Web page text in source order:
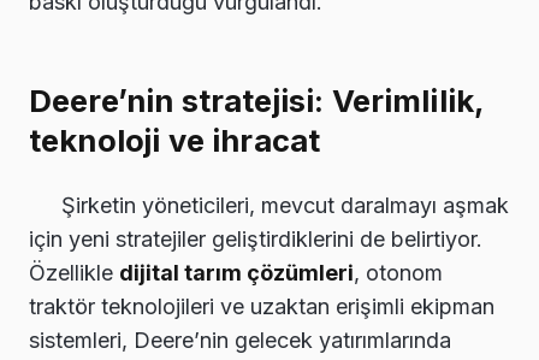
Deere’nin stratejisi: Verimlilik,
teknoloji ve ihracat
Şirketin yöneticileri, mevcut daralmayı aşmak
için yeni stratejiler geliştirdiklerini de belirtiyor.
Özellikle dijital tarım çözümleri, otonom
traktör teknolojileri ve uzaktan erişimli ekipman
sistemleri, Deere’nin gelecek yatırımlarında